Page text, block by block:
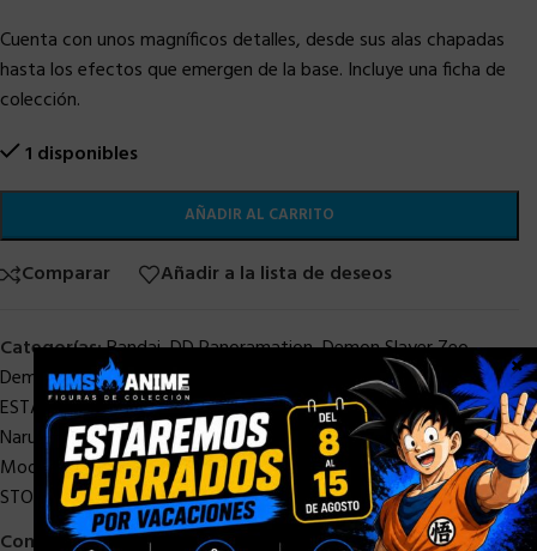
Cuenta con unos magníficos detalles, desde sus alas chapadas
hasta los efectos que emergen de la base. Incluye una ficha de
colección.
1 disponibles
AÑADIR AL CARRITO
Comparar Añadir a la lista de deseos
Categorías:Bandai,DD Panoramation,Demon Slayer Zeo,
Demon Slayer Zeo,Doraemon Zero Dragon Ball Zero,
ESTATUAS STOCK,Figuarts Zero,Myth Cloth,Myth Cloth EX,
Naruto Zero,OFERTAS,One Piece Zero OTROS ANIME,Sailor
Moon Zero,Saint Seiya, SAINT SEIYA STOCK
STOCK/DISPONIBLE
Compartir:
×